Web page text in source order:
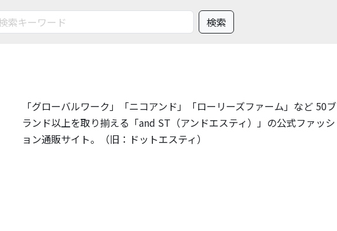
「グローバルワーク」「ニコアンド」「ローリーズファーム」など 50ブ
ランド以上を取り揃える「and ST（アンドエスティ）」の公式ファッシ
ョン通販サイト。（旧：ドットエスティ）